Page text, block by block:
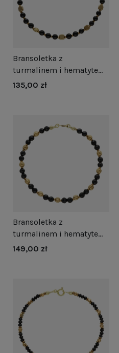
Bransoletka z
turmalinem i hematytem
srebro pozłacane
135,00 zł
Bransoletka z
turmalinem i hematytem
srebro pozłacane
149,00 zł